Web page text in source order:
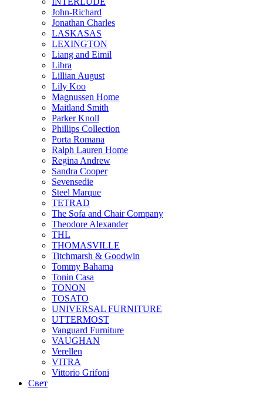
John-Richard
Jonathan Charles
LASKASAS
LEXINGTON
Liang and Eimil
Libra
Lillian August
Lily Koo
Magnussen Home
Maitland Smith
Parker Knoll
Phillips Collection
Porta Romana
Ralph Lauren Home
Regina Andrew
Sandra Cooper
Sevensedie
Steel Marque
TETRAD
The Sofa and Chair Company
Theodore Alexander
THL
THOMASVILLE
Titchmarsh & Goodwin
Tommy Bahama
Tonin Casa
TONON
TOSATO
UNIVERSAL FURNITURE
UTTERMOST
Vanguard Furniture
VAUGHAN
Verellen
VITRA
Vittorio Grifoni
Свет